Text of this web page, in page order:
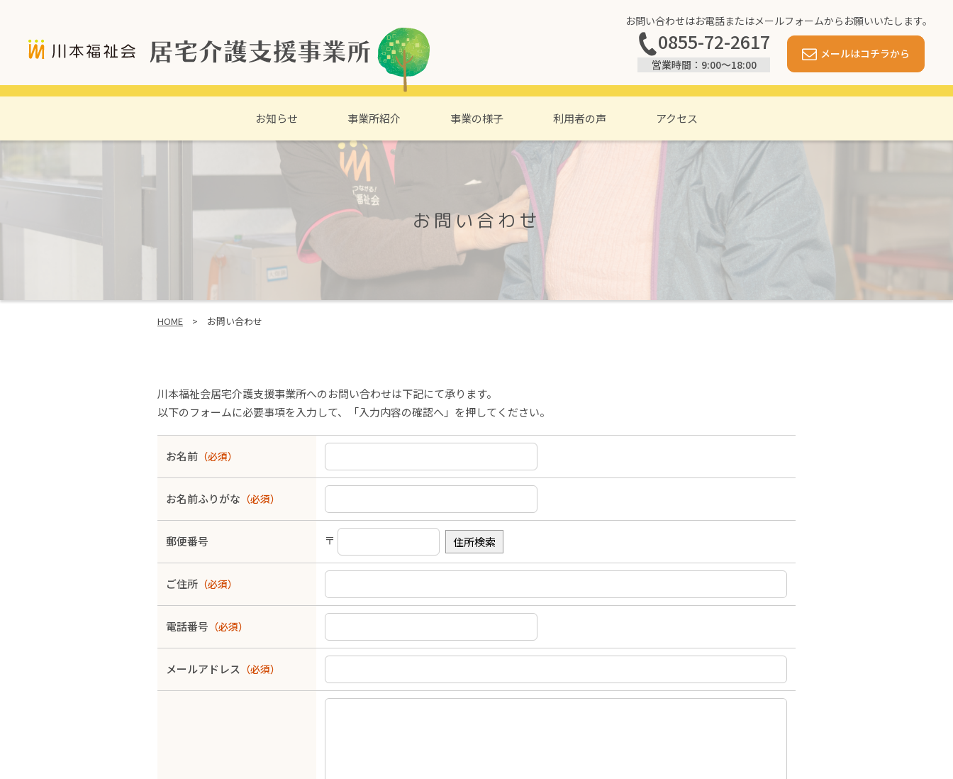
お問い合わせはお電話またはメールフォームからお願いいたします。
0855-72-2617
営業時間：9:00〜18:00
メールはコチラから
お知らせ 事業所紹介 事業の様子 利用者の声 アクセス
お問い合わせ
こ
の
位
置:
HOME > お問い合わせ
川本福祉会居宅介護支援事業所へのお問い合わせは下記にて承ります。
以下のフォームに必要事項を入力して、「入力内容の確認へ」を押してください。
お名前 （必須）
お名前ふりがな （必須）
郵便番号 〒
ご住所 （必須）
電話番号 （必須）
メールアドレス （必須）